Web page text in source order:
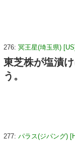
276: 冥王星(埼玉県) [US]
東芝株が塩漬
う。
277: パラス(ジパング)